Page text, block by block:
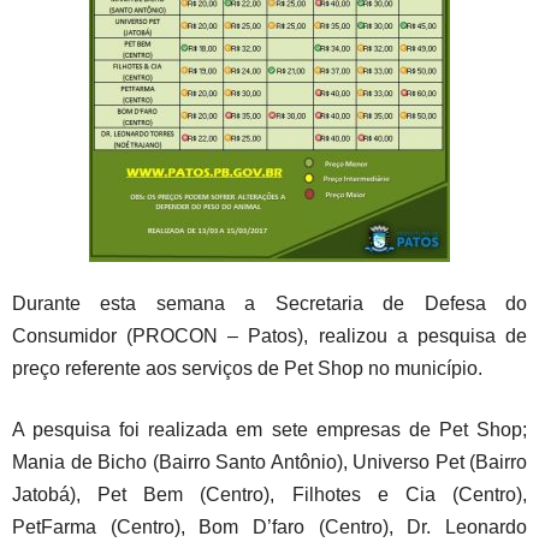
Durante esta semana a Secretaria de Defesa do
Consumidor (PROCON – Patos), realizou a pesquisa de
preço referente aos serviços de Pet Shop no município.
A pesquisa foi realizada em sete empresas de Pet Shop;
Mania de Bicho (Bairro Santo Antônio), Universo Pet (Bairro
Jatobá), Pet Bem (Centro), Filhotes e Cia (Centro),
PetFarma (Centro), Bom D’faro (Centro), Dr. Leonardo